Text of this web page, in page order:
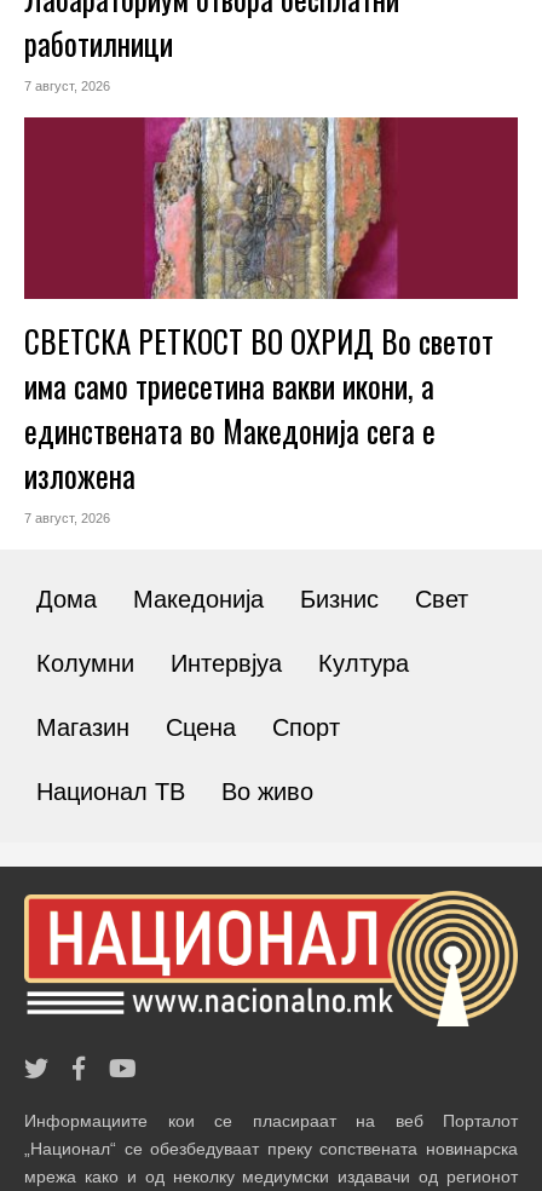
работилници
7 август, 2026
СВЕТСКА РЕТКОСТ ВО ОХРИД Во светот
има само триесетина вакви икони, а
единствената во Македонија сега е
изложена
7 август, 2026
Дома Македонија Бизнис Свет
Колумни Интервјуа Култура
Магазин Сцена Спорт
Национал ТВ Во живо
Информациите кои се пласираат на веб Порталот
„Национал“ се обезбедуваат преку сопствената новинарска
мрежа како и од неколку медиумски издавачи од регионот